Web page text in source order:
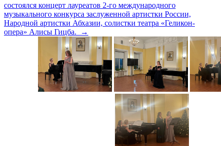
состоялся концерт лауреатов 2-го международного
музыкального конкурса заслуженной артистки России,
Народной артистки Абхазии, солистки театра «Геликон-
опера» Алисы Гицба.
→